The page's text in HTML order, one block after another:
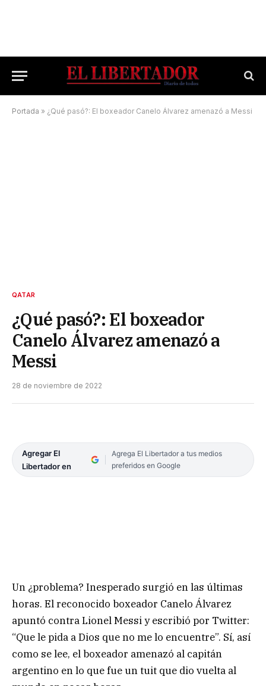
Portada » ¿Qué pasó?: El boxeador Canelo Álvarez amenazó a Messi
QATAR
¿Qué pasó?: El boxeador
Canelo Álvarez amenazó a
Messi
28 de noviembre de 2022
Agregar El
Libertador en
Agrega El Libertador a tus medios
preferidos en Google
Un ¿problema? Inesperado surgió en las últimas
horas. El reconocido boxeador Canelo Álvarez
apuntó contra Lionel Messi y escribió por Twitter:
“Que le pida a Dios que no me lo encuentre”. Sí, así
como se lee, el boxeador amenazó al capitán
argentino en lo que fue un tuit que dio vuelta al